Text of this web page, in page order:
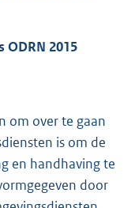
ODRN 2015
om over te gaan
is om de
en handhaving te
door